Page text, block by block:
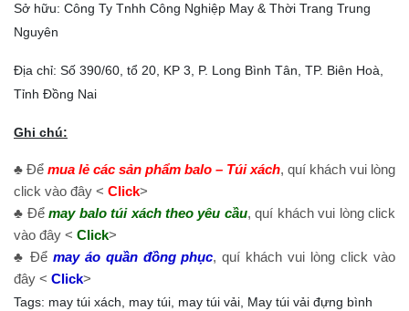
Sở hữu: Công Ty Tnhh Công Nghiệp May & Thời Trang Trung
Nguyên
Địa chỉ: Số 390/60, tổ 20, KP 3, P. Long Bình Tân, TP. Biên Hoà,
Tỉnh Đồng Nai
Ghi chú:
♣ Để mua lẻ các sản phẩm balo – Túi xách, quí khách vui lòng
click vào đây < Click>
♣ Đểmay balo túi xách theo yêu cầu, quí khách vui lòng click
vào đây < Click>
♣ Để may áo quần đồng phục, quí khách vui lòng click vào
đây < Click>
Tags: may túi xách, may túi, may túi vải, May túi vải đựng bình